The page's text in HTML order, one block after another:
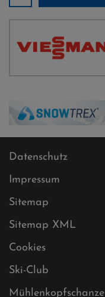
Datenschutz
Impressum
Sitemap
Sitemap XML
Cookies
Ski-Club
Mühlenkopfschanze